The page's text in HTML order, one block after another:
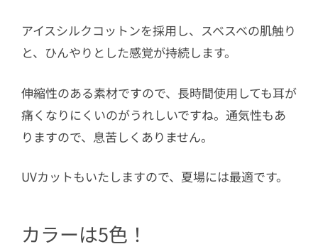
アイスシルクコットンを採用し、スベスベの肌触り
と、ひんやりとした感覚が持続します。
伸縮性のある素材ですので、長時間使用しても耳が
痛くなりにくいのがうれしいですね。通気性もあ
りますので、息苦しくありません。
UVカットもいたしますので、夏場には最適です。
カラーは5色！